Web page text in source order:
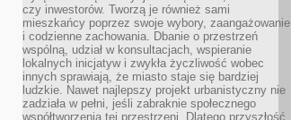
czy inwestorów. Tworzą je również sami
mieszkańcy poprzez swoje wybory, zaangażowanie
i codzienne zachowania. Dbanie o przestrzeń
wspólną, udział w konsultacjach, wspieranie
lokalnych inicjatyw i zwykła życzliwość wobec
innych sprawiają, że miasto staje się bardziej
ludzkie. Nawet najlepszy projekt urbanistyczny nie
zadziała w pełni, jeśli zabraknie społecznego
współtworzenia tej przestrzeni. Dlatego przyszłość